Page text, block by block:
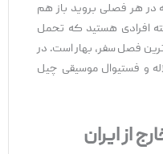
هر فصلی بروید باز هم
افرادی هستید که تحمل
فصل سفر، بهار است. در
و فستیوال موسیقی چیل
از ایران